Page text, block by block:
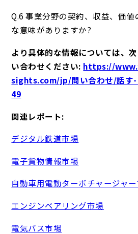
Q.6 事業分野の契約、収益、価
な意味がありますか?
より具体的な情報については、
い合わせください: https://
sights.com/jp/問い合わせ/話す-
49
関連レポート:
デジタル鉄道市場
電子貨物情報市場
自動車用電動ターボチャージャ
エンジンベアリング市場
電気バス市場